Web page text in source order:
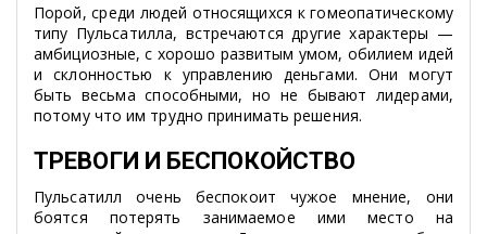
Порой, среди людей относящихся к гомеопатическому
типу Пульсатилла, встречаются другие характеры —
амбициозные, с хорошо развитым умом, обилием идей
и склонностью к управлению деньгами. Они могут
быть весьма способными, но не бывают лидерами,
потому что им трудно принимать решения.
ТРЕВОГИ И БЕСПОКОЙСТВО
Пульсатилл очень беспокоит чужое мнение, они
боятся потерять занимаемое ими место на